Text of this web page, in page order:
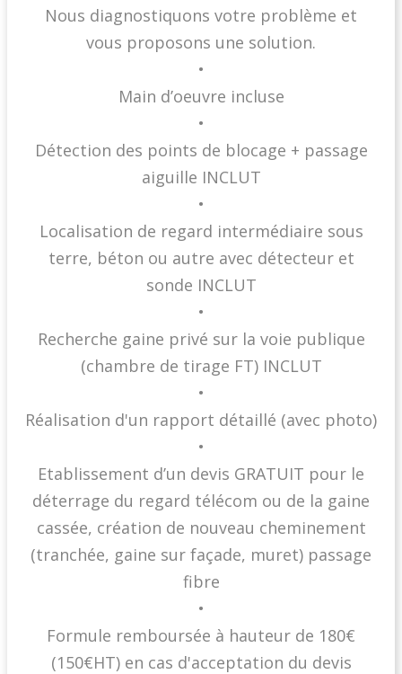
Nous diagnostiquons votre problème et
vous proposons une solution.
•
Main d’oeuvre incluse
•
Détection des points de blocage + passage
aiguille INCLUT
•
Localisation de regard intermédiaire sous
terre, béton ou autre avec détecteur et
sonde INCLUT
•
Recherche gaine privé sur la voie publique
(chambre de tirage FT) INCLUT
•
Réalisation d'un rapport détaillé (avec photo)
•
Etablissement d’un devis GRATUIT pour le
déterrage du regard télécom ou de la gaine
cassée, création de nouveau cheminement
(tranchée, gaine sur façade, muret) passage
fibre
•
Formule remboursée à hauteur de 180€
(150€HT) en cas d'acceptation du devis